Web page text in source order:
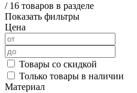
/ 16 товаров в разделе
Показать фильтры
Цена
Товары со скидкой
Только товары в наличии
Материал